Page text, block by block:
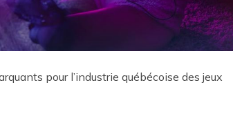
pour l’industrie québécoise des jeux